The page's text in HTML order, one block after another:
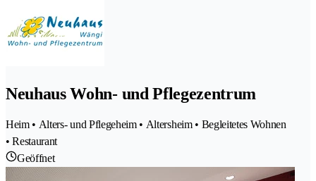
Neuhaus Wohn- und Pflegezentrum
Heim • Alters- und Pflegeheim • Altersheim • Begleitetes Wohnen
• Restaurant
Geöffnet